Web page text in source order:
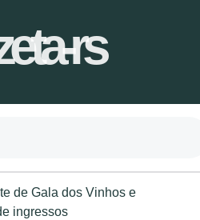
rs
de Gala dos Vinhos e
ingressos